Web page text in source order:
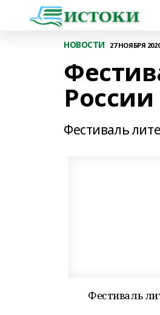
НОВОСТИ 27 НОЯБРЯ
Фестиваль
Фестиваль